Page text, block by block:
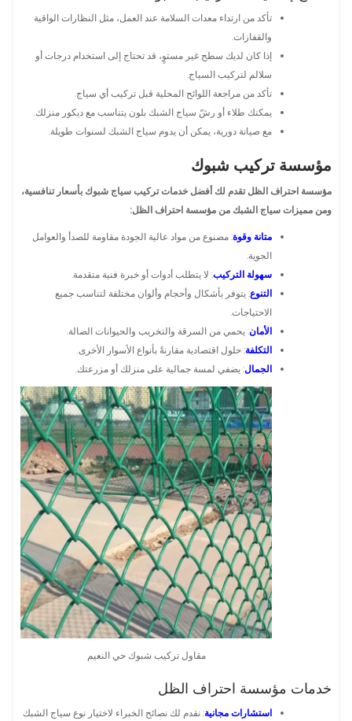
تأكد من ارتداء معدات السلامة عند العمل، مثل النظارات الواقية
والقفازات.
إذا كان لديك سطح غير مستوٍ، قد تحتاج إلى استخدام درجات أو
سلالم لتركيب السياج.
تأكد من مراجعة اللوائح المحلية قبل تركيب أي سياج.
يمكنك طلاء أو رشّ سياج الشبك بلون يتناسب مع ديكور منزلك.
مع صيانة دورية، يمكن أن يدوم سياج الشبك لسنوات طويلة.
مؤسسة تركيب شبوك
مؤسسة احتراف الظل تقدم لك أفضل خدمات تركيب سياج شبوك بأسعار تنافسية،
ومن مميزات سياج الشبك من مؤسسة احتراف الظل:
متانة وقوة: مصنوع من مواد عالية الجودة مقاومة للصدأ والعوامل
الجوية.
سهولة التركيب: لا يتطلب أدوات أو خبرة فنية متقدمة.
التنوع: يتوفر بأشكال وأحجام وألوان مختلفة لتناسب جميع
الاحتياجات.
الأمان: يحمي من السرقة والتخريب والحيوانات الضالة.
التكلفة: حلول اقتصادية مقارنةً بأنواع الأسوار الأخرى.
الجمال: يضفي لمسة جمالية على منزلك أو مزرعتك.
مقاول تركيب شبوك حي النعيم
خدمات مؤسسة احتراف الظل
استشارات مجانية: نقدم لك نصائح الخبراء لاختيار نوع سياج الشبك